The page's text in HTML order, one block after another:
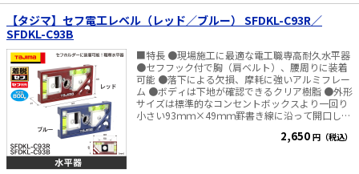
【タジマ】セフ電工レベル（レッド／ブルー） SFDKL-C93R／
SFDKL-C93B
■特長 ●現場施工に最適な電工職専高耐久水平器
●セフフック付で胸（肩ベルト）、腰周りに装着
可能 ●落下による欠損、摩耗に強いアルミフレー
ム ●ボディは下地が確認できるクリア樹脂 ●外形
サイズは標準的なコンセントボックスより一回り
小さい93ｍｍ×49ｍｍ罫書き線に沿って開口して
口に必要な溝、孔付 ●取付金具のレベル出しが容
2,650 円（税込）